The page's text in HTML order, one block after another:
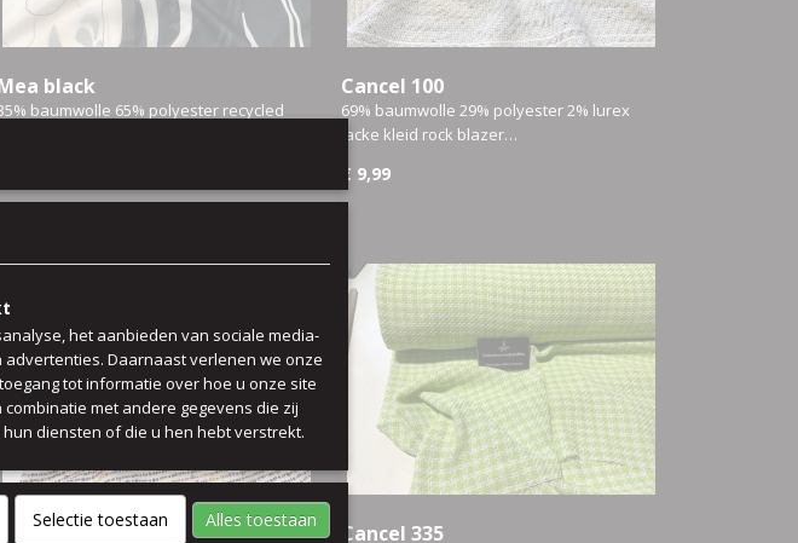
black
baumwolle 65% polyester recycled
Cancel 100
69% baumwolle 29% polyester 2% lurex
jacke kleid rock blazer…
€ 9,99
Dallas Cancel 335
het aanbieden van sociale media-
Daarnaast verlenen we onze
tot informatie over hoe u onze site
met andere gegevens die zij
diensten of die u hen hebt verstrekt.
Selectie toestaan Alles toestaan